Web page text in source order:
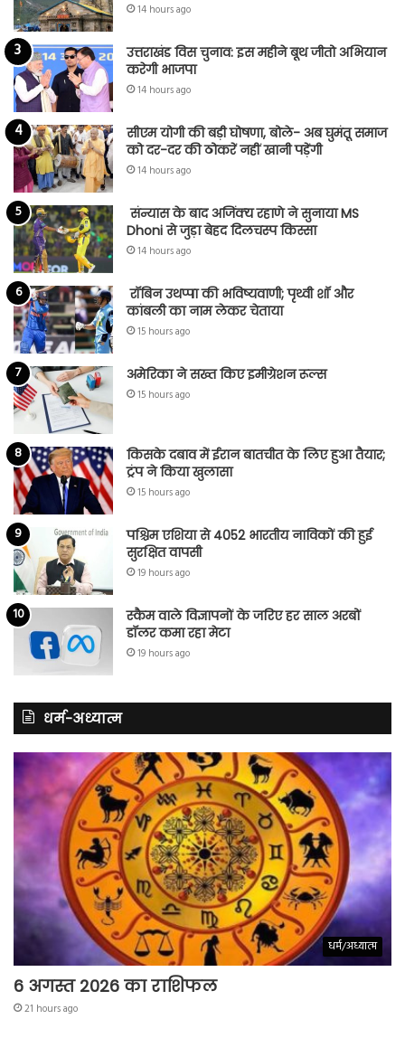
14 hours ago
उत्तराखंड विस चुनाव: इस महीने बूथ जीतो अभियान
करेगी भाजपा
14 hours ago
सीएम योगी की बड़ी घोषणा, बोले- अब घुमंतू समाज
को दर-दर की ठोकरें नहीं खानी पड़ेंगी
14 hours ago
संन्यास के बाद अजिंक्‍य रहाणे ने सुनाया MS
Dhoni से जुड़ा बेहद दिलचस्प किस्सा
14 hours ago
रॉबिन उथप्पा की भविष्यवाणी; पृथ्वी शॉ और
कांबली का नाम लेकर चेताया
15 hours ago
अमेरिका ने सख्त किए इमीग्रेशन रूल्स
15 hours ago
किसके दबाव में ईरान बातचीत के लिए हुआ तैयार;
ट्रंप ने किया खुलासा
15 hours ago
पश्चिम एशिया से 4052 भारतीय नाविकों की हुई
सुरक्षित वापसी
19 hours ago
स्कैम वाले विज्ञापनों के जरिए हर साल अरबों
डॉलर कमा रहा मेटा
19 hours ago
धर्म-अध्यात्म
धर्म/अध्यात्म
6 अगस्त 2026 का राशिफल
21 hours ago